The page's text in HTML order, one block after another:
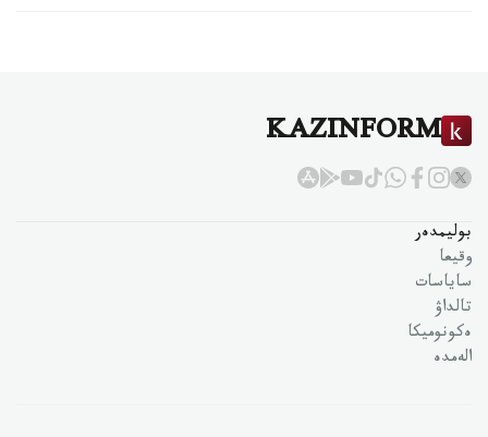
KAZINFORM
بوليمدەر
وقيعا
ساياسات
تالداۋ
ەكونوميكا
الەمدە